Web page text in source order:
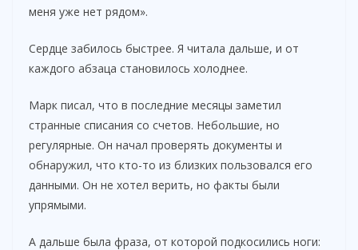
i
d
e
меня уже нет рядом».
Сердце забилось быстрее. Я читала дальше, и от
каждого абзаца становилось холоднее.
Марк писал, что в последние месяцы заметил
странные списания со счетов. Небольшие, но
регулярные. Он начал проверять документы и
обнаружил, что кто-то из близких пользовался его
данными. Он не хотел верить, но факты были
упрямыми.
А дальше была фраза, от которой подкосились ноги: